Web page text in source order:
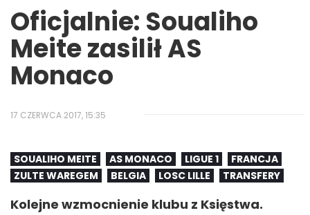
Oficjalnie: Soualiho
Meite zasilił AS
Monaco
17 CZERWCA 2017, 15:35
SOUALIHO MEITE AS MONACO LIGUE 1
FRANCJA
ZULTE WAREGEM
BELGIA LOSC LILLE TRANSFERY
Kolejne wzmocnienie klubu z Księstwa.